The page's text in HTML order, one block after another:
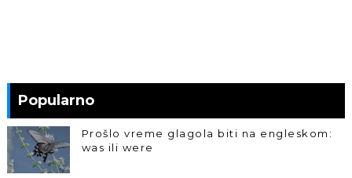
Popularno
Prošlo vreme glagola biti na engleskom:
was ili were